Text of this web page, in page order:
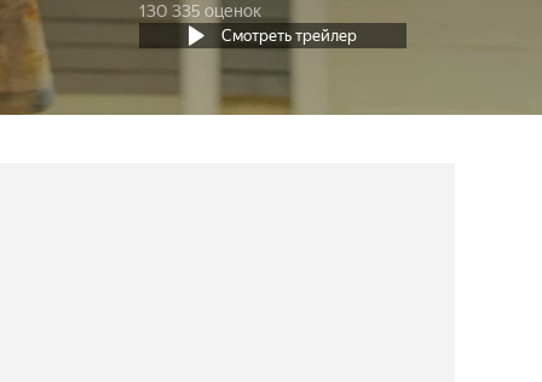
130 335 оценок
Смотреть трейлер